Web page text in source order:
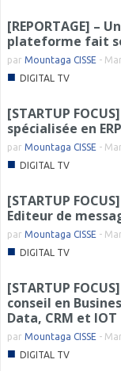
[REPORTAGE] –
plateforme fait
par Mountaga CISSE -
■ DIGITAL TV
[STARTUP
spécialisée en
par Mountaga CISSE -
■ DIGITAL TV
[STARTUP
Editeur de
par Mountaga CISSE -
■ DIGITAL TV
[STARTUP
conseil en
Data, CRM et IOT
par Mountaga CISSE -
■ DIGITAL TV